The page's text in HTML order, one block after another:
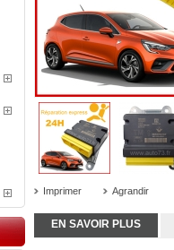
Imprimer Agrandir
EN SAVOIR PLUS